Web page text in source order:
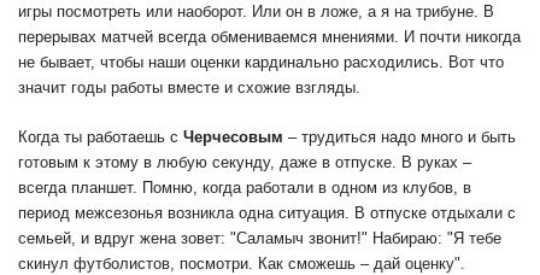
игры посмотреть или наоборот. Или он в ложе, а я на трибуне. В
перерывах матчей всегда обмениваемся мнениями. И почти никогда
не бывает, чтобы наши оценки кардинально расходились. Вот что
значит годы работы вместе и схожие взгляды.
Когда ты работаешь с Черчесовым – трудиться надо много и быть
готовым к этому в любую секунду, даже в отпуске. В руках –
всегда планшет. Помню, когда работали в одном из клубов, в
период межсезонья возникла одна ситуация. В отпуске отдыхали с
семьей, и вдруг жена зовет: "Саламыч звонит!" Набираю: "Я тебе
скинул футболистов, посмотри. Как сможешь – дай оценку".